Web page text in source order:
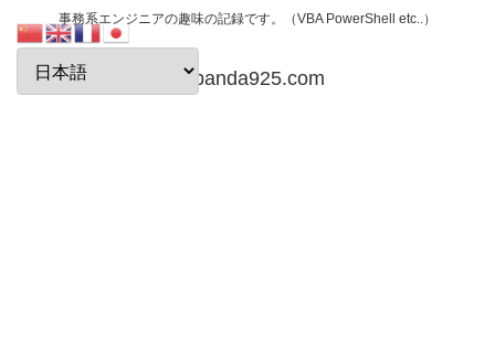
事務系エンジニアの趣味の記録です。（VBA PowerShell etc..）
papanda925.com